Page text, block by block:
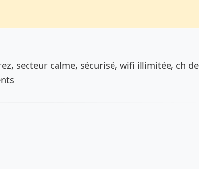
secteur calme, sécurisé, wifi illimitée, ch de